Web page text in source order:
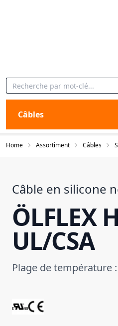
Câbles
Home Assortiment Câbles
Câble en silicone
ÖLFLEX
UL/CSA
Plage de température :